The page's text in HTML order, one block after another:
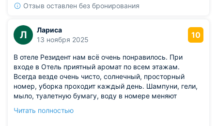
высшие отметки и планирую возвращаться сюда вновь.
Отзыв оставлен без бронирования
Л
Лариса
13 ноября 2025
10
В отеле Резидент нам всё очень понравилось. При
входе в Отель приятный аромат по всем этажам.
Всегда везде очень чисто, солнечный, просторный
номер, уборка проходит каждый день. Шампуни, гели,
мыло, туалетную бумагу, воду в номере меняют
Кулер с водой горячей и холодной на этаже постоянно.
Читать полностью